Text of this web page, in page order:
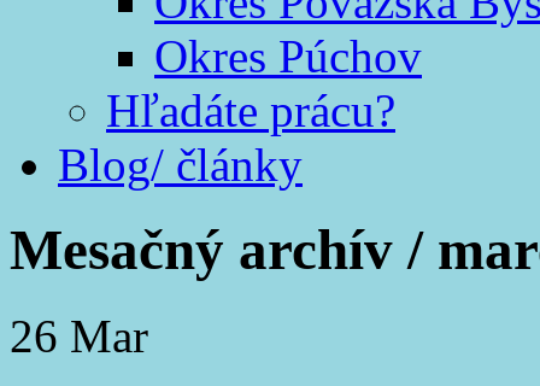
Okres Púchov
Hľadáte prácu?
Blog/ články
Mesačný archív /
26 Mar